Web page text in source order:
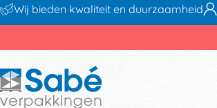
Wij bieden kwaliteit en duurzaamheid